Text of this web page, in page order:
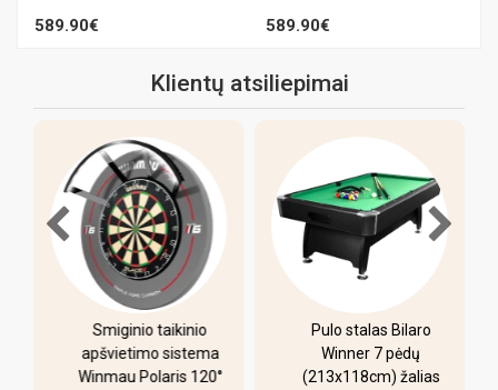
589.90€ 589.90€
Klientų atsiliepimai
Smiginio taikinio
apšvietimo sistema
Winmau Polaris 120°
Pulo stalas Bilaro
Winner 7 pėdų
(213x118cm) žalias